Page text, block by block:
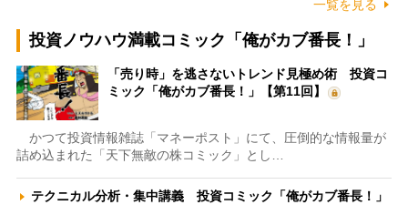
一覧を見る
投資ノウハウ満載コミック「俺がカブ番長！」
「売り時」を逃さないトレンド見極め術 投資コ
ミック「俺がカブ番長！」【第11回】
かつて投資情報雑誌「マネーポスト」にて、圧倒的な情報量が
詰め込まれた「天下無敵の株コミック」とし…
テクニカル分析・集中講義 投資コミック「俺がカブ番長！」